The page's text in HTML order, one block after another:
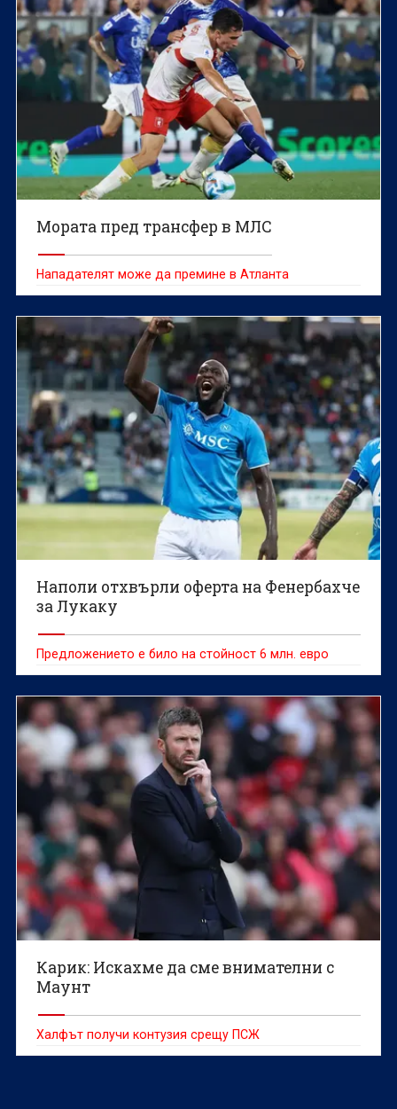
Мората пред трансфер в МЛС
Нападателят може да премине в Атланта
Наполи отхвърли оферта на Фенербахче
за Лукаку
Предложението е било на стойност 6 млн. евро
Карик: Искахме да сме внимателни с
Маунт
Халфът получи контузия срещу ПСЖ